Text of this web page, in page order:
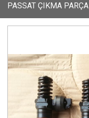
PASSAT ÇIKMA PARÇA